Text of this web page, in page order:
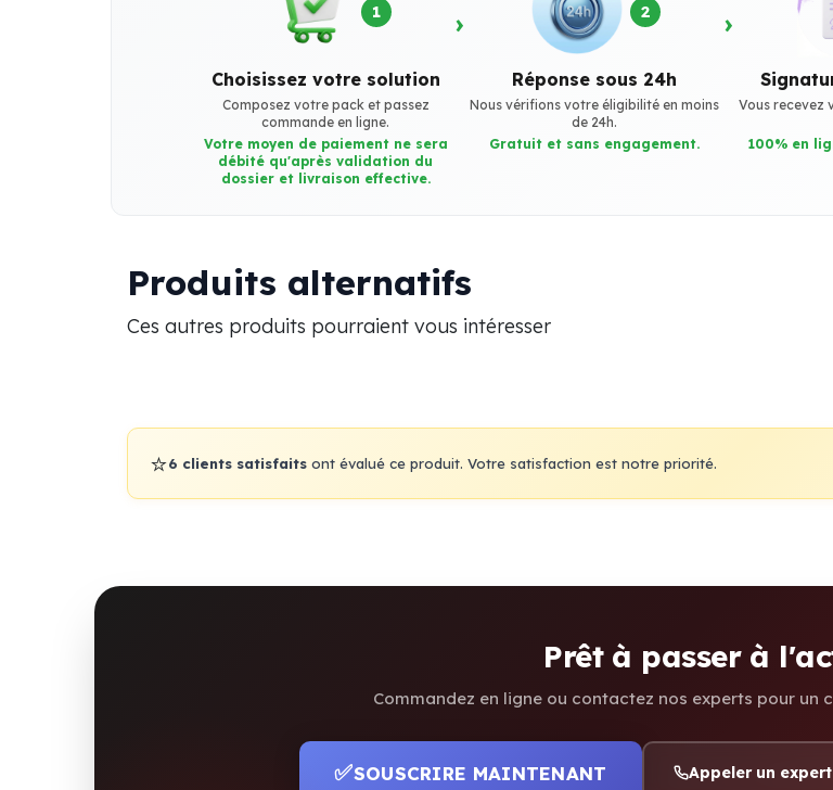
1
Choisissez votre solution
Composez votre pack et passez
commande en ligne.
Votre moyen de paiement ne sera
débité qu'après validation du
dossier et livraison effective.
› 2
Réponse sous 24h
Nous vérifions votre éligibilité en moins
de 24h.
Gratuit et sans engagement.
›
Vous recevez
100% en
Produits alternatifs
Ces autres produits pourraient vous intéresser
⭐6 clients satisfaits ont évalué ce produit. Votre satisfaction est notre priorité.
Prêt à passer à
Commandez en ligne ou contactez nos experts pour un
✅SOUSCRIRE MAINTENANT Appeler un expert